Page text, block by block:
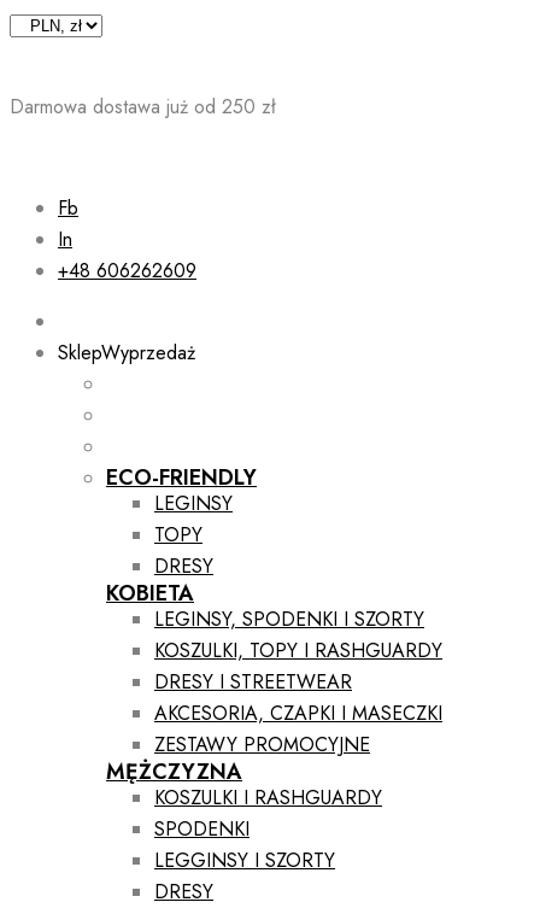
Skip
Darmowa dostawa już od 250 zł
Fb
In
+48 606262609
SklepWyprzedaż
ECO-FRIENDLY
LEGINSY
TOPY
DRESY
KOBIETA
LEGINSY, SPODENKI I SZORTY
KOSZULKI, TOPY I RASHGUARDY
DRESY I STREETWEAR
AKCESORIA, CZAPKI I MASECZKI
ZESTAWY PROMOCYJNE
MĘŻCZYZNA
KOSZULKI I RASHGUARDY
SPODENKI
LEGGINSY I SZORTY
DRESY